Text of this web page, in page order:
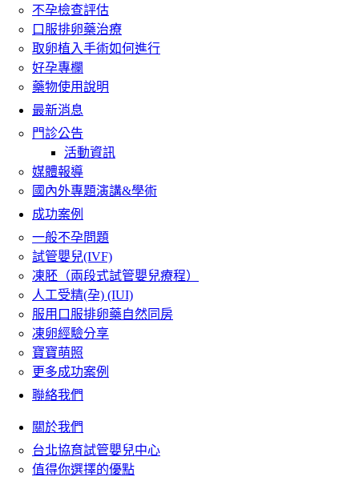
不孕檢查評估
口服排卵藥治療
取卵植入手術如何進行
好孕專欄
藥物使用說明
最新消息
門診公告
活動資訊
媒體報導
國內外專題演講&學術
成功案例
一般不孕問題
試管嬰兒(IVF)
凍胚（兩段式試管嬰兒療程）
人工受精(孕) (IUI)
服用口服排卵藥自然同房
凍卵經驗分享
寶寶萌照
更多成功案例
聯絡我們
關於我們
台北協育試管嬰兒中心
值得你選擇的優點